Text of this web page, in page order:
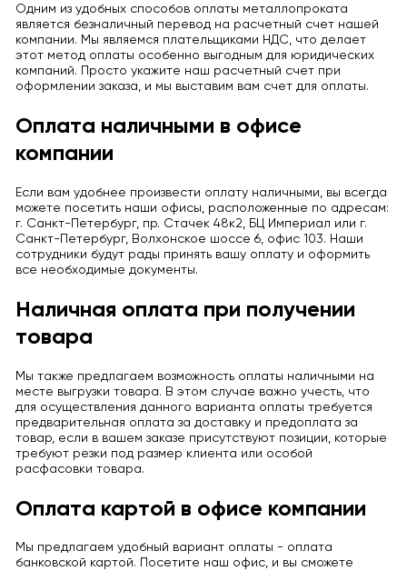
Одним из удобных способов оплаты металлопроката
является безналичный перевод на расчетный счет нашей
компании. Мы являемся плательщиками НДС, что делает
этот метод оплаты особенно выгодным для юридических
компаний. Просто укажите наш расчетный счет при
оформлении заказа, и мы выставим вам счет для оплаты.
Оплата наличными в офисе
компании
Если вам удобнее произвести оплату наличными, вы всегда
можете посетить наши офисы, расположенные по адресам:
г. Санкт-Петербург, пр. Стачек 48к2, БЦ Империал или г.
Санкт-Петербург, Волхонское шоссе 6, офис 103. Наши
сотрудники будут рады принять вашу оплату и оформить
все необходимые документы.
Наличная оплата при получении
товара
Мы также предлагаем возможность оплаты наличными на
месте выгрузки товара. В этом случае важно учесть, что
для осуществления данного варианта оплаты требуется
предварительная оплата за доставку и предоплата за
товар, если в вашем заказе присутствуют позиции, которые
требуют резки под размер клиента или особой
расфасовки товара.
Оплата картой в офисе компании
Мы предлагаем удобный вариант оплаты - оплата
банковской картой. Посетите наш офис, и вы сможете